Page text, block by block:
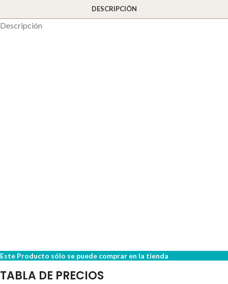
DESCRIPCIÓN
Descripción
Este Producto sólo se puede comprar en la tienda
TABLA DE PRECIOS